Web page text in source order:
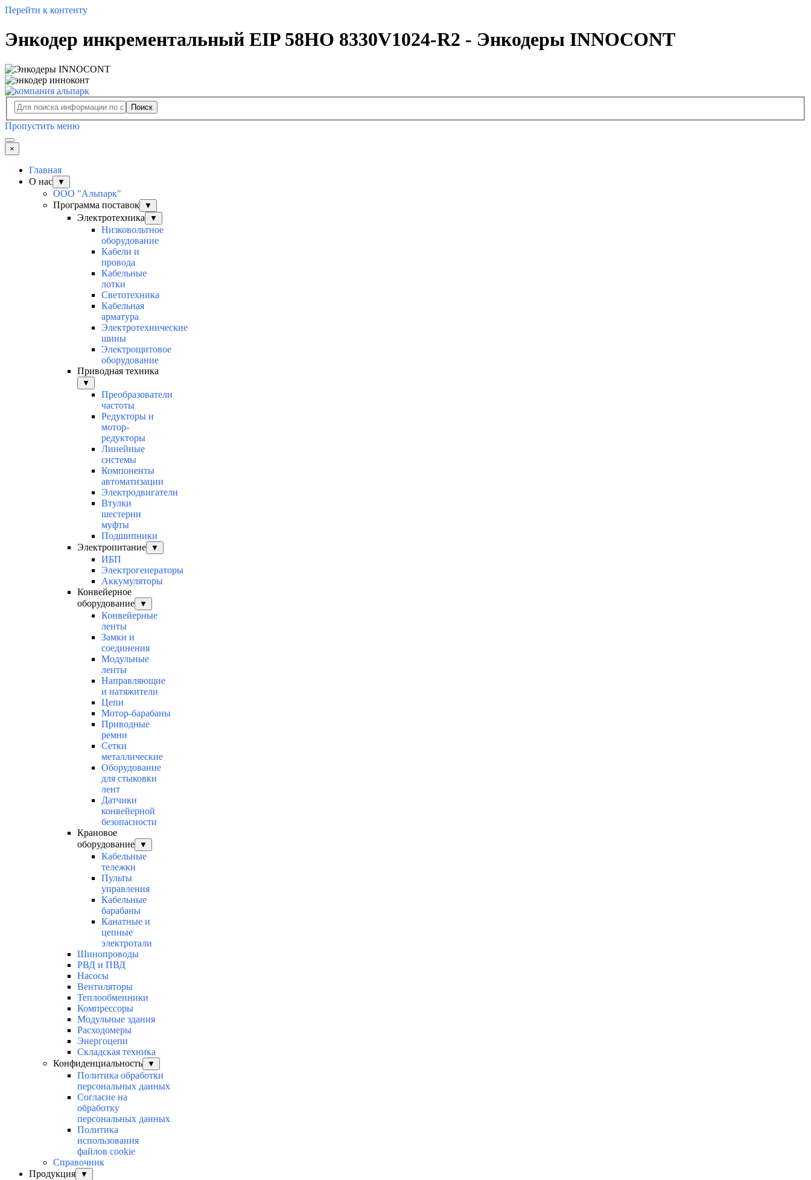
Перейти к контенту
Энкодер инкрементальный EIP 58HO 8330V1024-R2 - Энкодеры INNOCONT
Поиск
Пропустить меню
×
Главная
О нас
▼
ООО "Альпарк"
Программа поставок
▼
Электротехника ▼
Низковольтное
оборудование
Кабели и
провода
Кабельные
лотки
Светотехника
Кабельная
арматура
Электротехнические
шины
Электрощитовое
оборудование
Приводная техника
▼
Преобразователи
частоты
Редукторы и
мотор-
редукторы
Линейные
системы
Компоненты
автоматизации
Электродвигатели
Втулки
шестерни
муфты
Подшипники
Электропитание
▼
ИБП
Электрогенераторы
Аккумуляторы
Конвейерное
оборудование
▼
Конвейерные
ленты
Замки и
соединения
Модульные
ленты
Направляющие
и натяжители
Цепи
Мотор-барабаны
Приводные
ремни
Сетки
металлические
Оборудование
для стыковки
лент
Датчики
конвейерной
безопасности
Крановое
оборудование
▼
Кабельные
тележки
Пульты
управления
Кабельные
барабаны
Канатные и
цепные
электротали
Шинопроводы
РВД и ПВД
Насосы
Вентиляторы
Теплообменники
Компрессоры
Модульные здания
Расходомеры
Энергоцепи
Складская техника
Конфиденциальность
▼
Политика обработки
персональных данных
Согласие на
обработку
персональных данных
Политика
использования
файлов cookie
Справочник
Продукция
▼